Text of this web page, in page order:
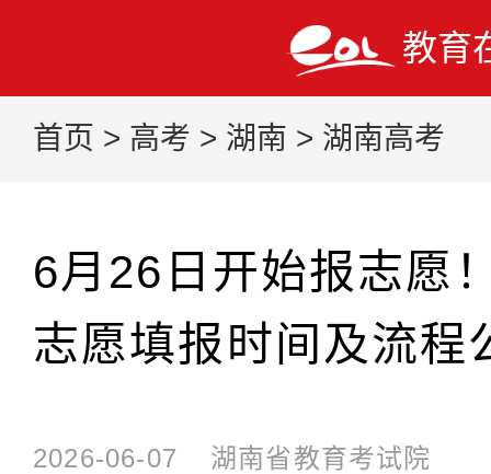
教育
首页 > 高考 > 湖南 > 湖南高考
6月26日开始报志愿
志愿填报时间及流程
2026-06-07 湖南省教育考试院